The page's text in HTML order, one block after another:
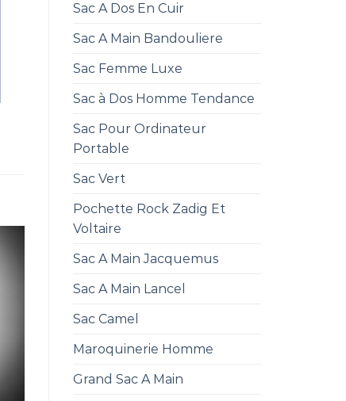
Sac A Dos En Cuir
Sac A Main Bandouliere
Sac Femme Luxe
Sac à Dos Homme Tendance
Sac Pour Ordinateur
Portable
Sac Vert
Pochette Rock Zadig Et
Voltaire
Sac A Main Jacquemus
Sac A Main Lancel
Sac Camel
Maroquinerie Homme
Grand Sac A Main